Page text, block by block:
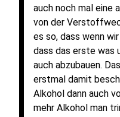
auch noch mal eine
von der
es so, dass wenn
dass das erste was
auch abzubauen.
erstmal damit
Alkohol dann auch
mehr Alkohol man